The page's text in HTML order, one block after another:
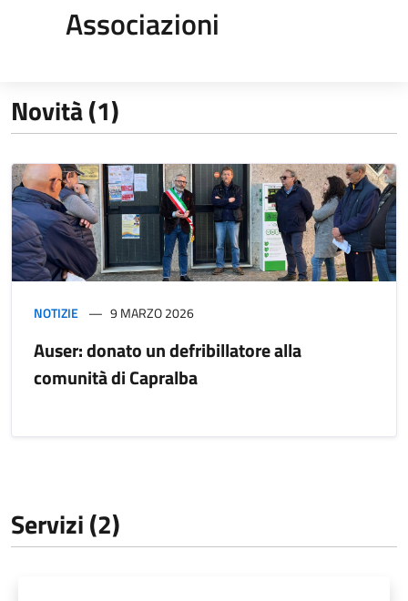
Associazioni
Novità (1)
NOTIZIE 9 MARZO 2026
Auser: donato un defribillatore alla
comunità di Capralba
Servizi (2)